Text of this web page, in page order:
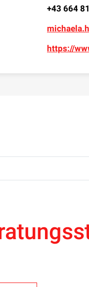
+43 664
https://